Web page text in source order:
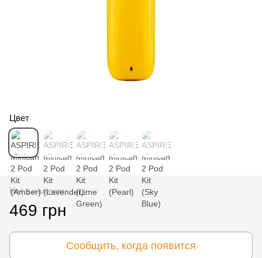
Цвет
Нет в наличии
469 грн
Сообщить, когда появится